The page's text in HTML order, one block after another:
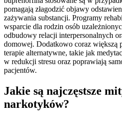
pomagają złagodzić objawy
zażywania substancji. Programy
wsparcie dla rodzin osób
odbudowy relacji interpersonalnych
domowej. Dodatkowo coraz większą
terapie alternatywne, takie jak
w redukcji stresu oraz poprawiają
pacjentów.
Jakie są najczęstsze
narkotyków?